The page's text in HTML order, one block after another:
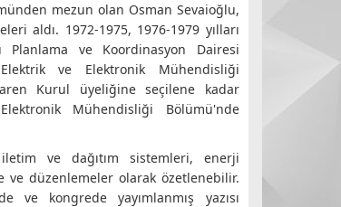
mezun olan Osman Sevaioğlu,
aldı. 1972-1975, 1976-1979 yılları
Planlama ve Koordinasyon Dairesi
ve Elektronik Mühendisliği
Kurul üyeliğine seçilene kadar
Mühendisliği Bölümü'nde
iletim ve dağıtım sistemleri, enerji
ve düzenlemeler olarak özetlenebilir.
ve kongrede yayımlanmış yazısı